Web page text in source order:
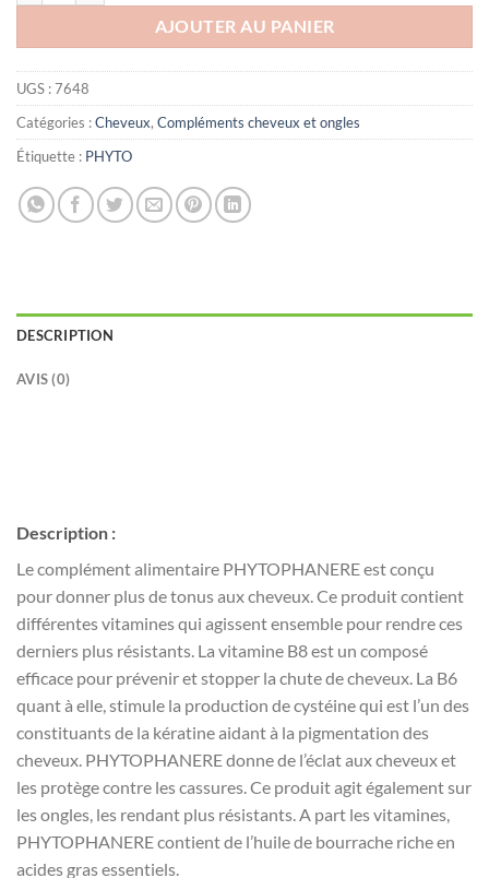
AJOUTER AU PANIER
UGS :7648
Catégories :Cheveux, Compléments cheveux et ongles
Étiquette : PHYTO
DESCRIPTION
AVIS (0)
Description :
Le complément alimentaire PHYTOPHANERE est conçu
pour donner plus de tonus aux cheveux. Ce produit contient
différentes vitamines qui agissent ensemble pour rendre ces
derniers plus résistants. La vitamine B8 est un composé
efficace pour prévenir et stopper la chute de cheveux. La B6
quant à elle, stimule la production de cystéine qui est l’un des
constituants de la kératine aidant à la pigmentation des
cheveux. PHYTOPHANERE donne de l’éclat aux cheveux et
les protège contre les cassures. Ce produit agit également sur
les ongles, les rendant plus résistants. A part les vitamines,
PHYTOPHANERE contient de l’huile de bourrache riche en
acides gras essentiels.